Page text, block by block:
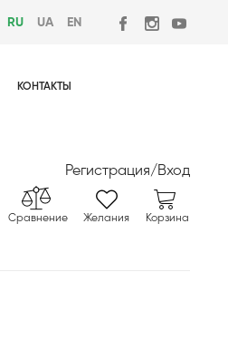
RU UA EN
КОНТАКТЫ
Регистрация/Вход
Сравнение Желания Корзина